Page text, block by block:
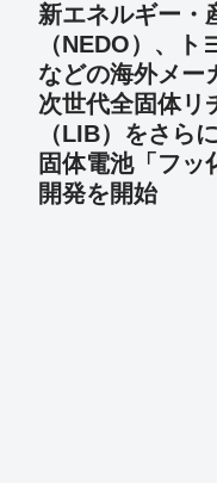
新エネルギー・
（NEDO）、
などの海外メー
次世代全固体リ
（LIB）をさら
固体電池「フッ
開発を開始